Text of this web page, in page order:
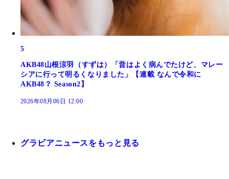
5
AKB48山根涼羽（すずは）「昔はよく病んでたけど、マレー
シアに行って明るくなりました」【連載 なんで令和に
AKB48？ Season2】
2026年08月06日 12:00
グラビアニュースをもっと見る